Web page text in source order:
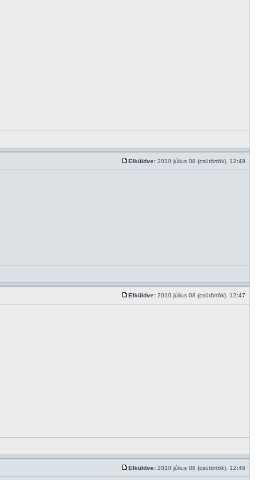
Elküldve: 2010 július 08 (csütörtök), 12:49
Elküldve: 2010 július 08 (csütörtök), 12:47
Elküldve: 2010 július 08 (csütörtök), 12:46